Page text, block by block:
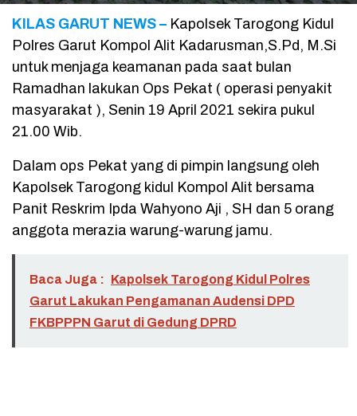
KILAS GARUT NEWS – Kapolsek Tarogong Kidul
Polres Garut Kompol Alit Kadarusman,S.Pd, M.Si
untuk menjaga keamanan pada saat bulan
Ramadhan lakukan Ops Pekat ( operasi penyakit
masyarakat ), Senin 19 April 2021 sekira pukul
21.00 Wib.
Dalam ops Pekat yang di pimpin langsung oleh
Kapolsek Tarogong kidul Kompol Alit bersama
Panit Reskrim Ipda Wahyono Aji , SH dan 5 orang
anggota merazia warung-warung jamu.
Baca Juga : Kapolsek Tarogong Kidul Polres
Garut Lakukan Pengamanan Audensi DPD
FKBPPPN Garut di Gedung DPRD